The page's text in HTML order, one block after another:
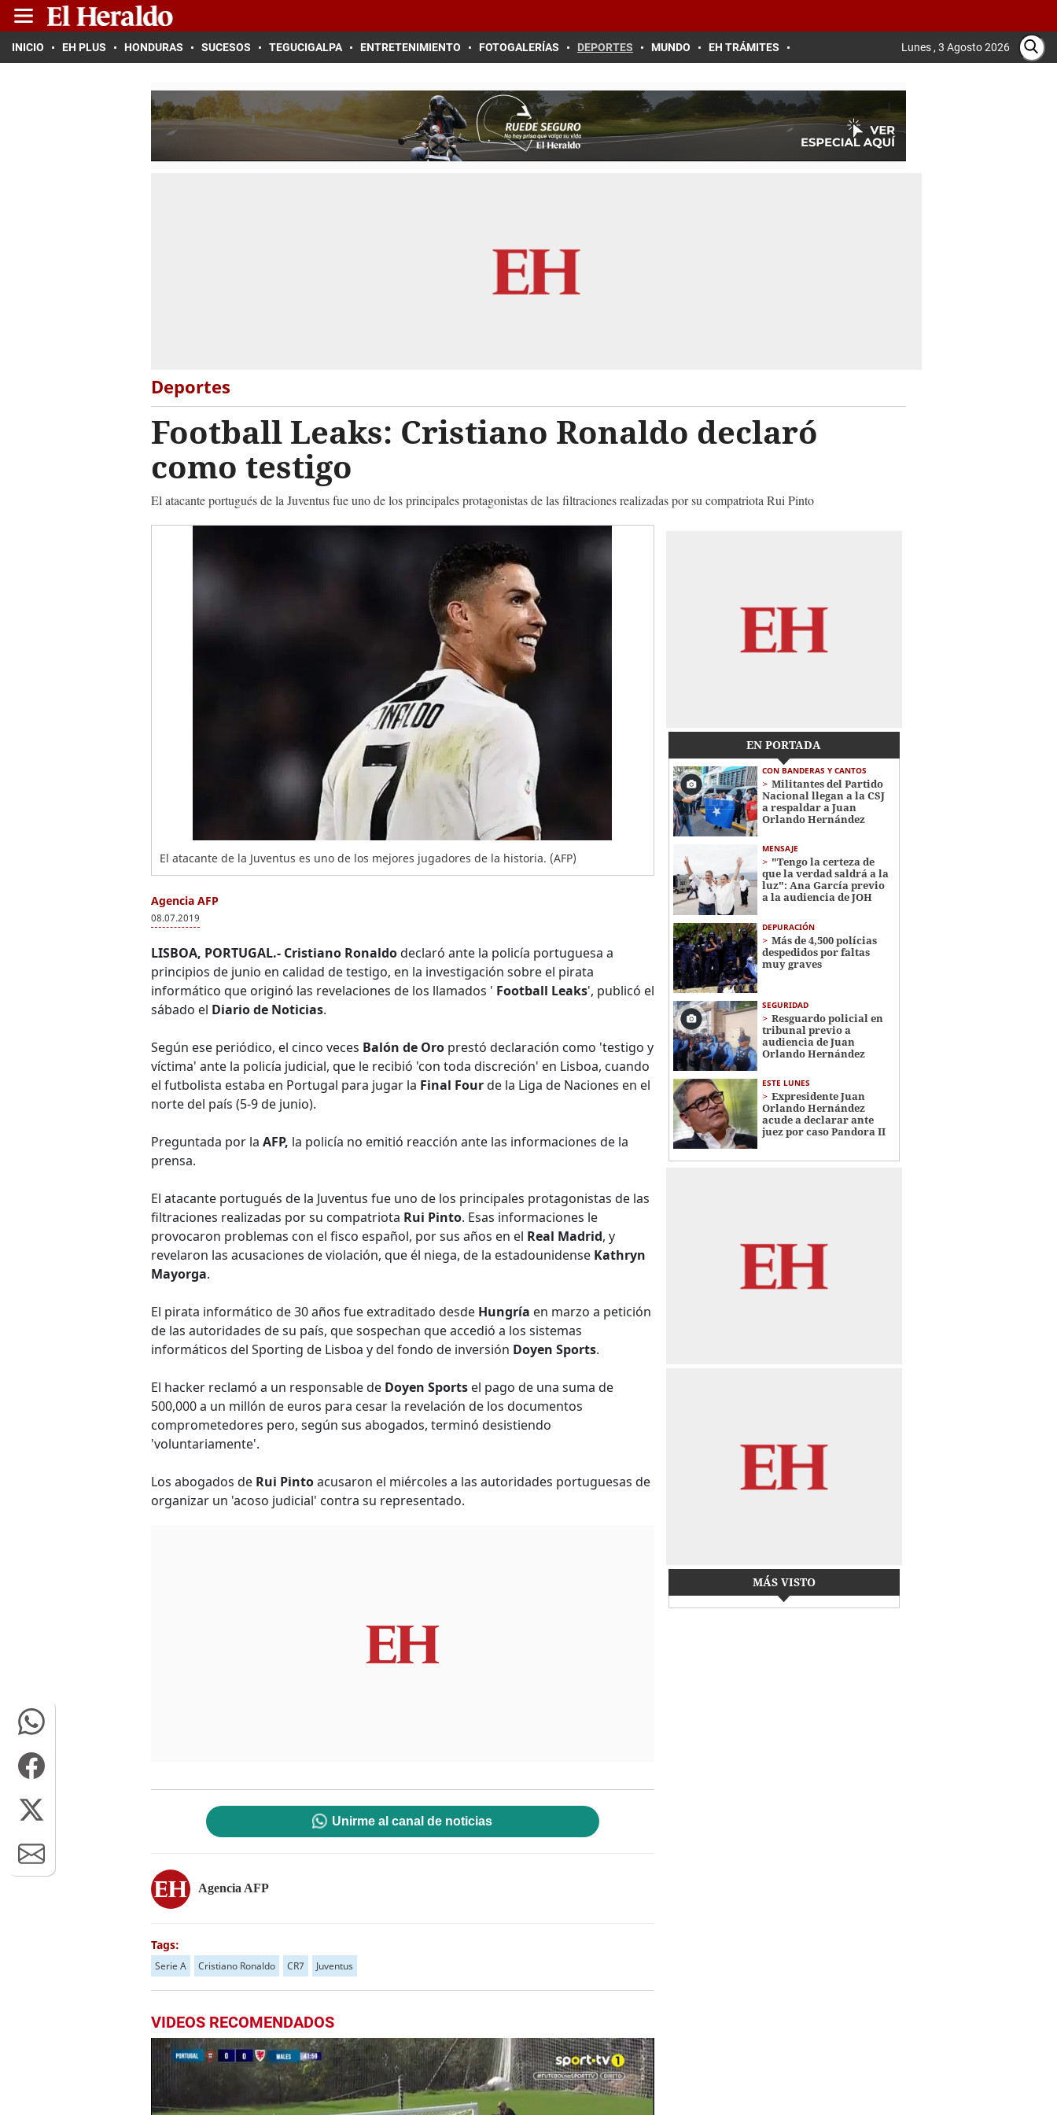
INICIO EH PLUS HONDURAS SUCESOS TEGUCIGALPA ENTRETENIMIENTO FOTOGALERÍAS DEPORTES MUNDO EH TRÁMITES Lunes , 3 Agosto 2026
Deportes
Football Leaks: Cristiano Ronaldo declaró
como testigo
El atacante portugués de la Juventus fue uno de los principales protagonistas de las filtraciones realizadas por su compatriota Rui Pinto
El atacante de la Juventus es uno de los mejores jugadores de la historia. (AFP)
Agencia AFP
08.07.2019
LISBOA, PORTUGAL.- Cristiano Ronaldodeclaró ante la policía portuguesa a
principios de junio en calidad de testigo, en la investigación sobre el pirata
informático que originó las revelaciones de los llamados ' Football Leaks', publicó el
sábado el Diario de Noticias.
Según ese periódico, el cinco veces Balón de Oro prestó declaración como 'testigo y
víctima' ante la policía judicial, que le recibió 'con toda discreción' en Lisboa, cuando
el futbolista estaba en Portugal para jugar la Final Fourde la Liga de Naciones en el
norte del país (5-9 de junio).
Preguntada por la AFP, la policía no emitió reacción ante las informaciones de la
prensa.
El atacante portugués de la Juventus fue uno de los principales protagonistas de las
filtraciones realizadas por su compatriota Rui Pinto. Esas informaciones le
provocaron problemas con el fisco español, por sus años en el Real Madrid, y
revelaron las acusaciones de violación, que él niega, de la estadounidense Kathryn
Mayorga.
El pirata informático de 30 años fue extraditado desde Hungría en marzo a petición
de las autoridades de su país, que sospechan que accedió a los sistemas
informáticos del Sporting de Lisboa y del fondo de inversión Doyen Sports.
El hacker reclamó a un responsable de Doyen Sports el pago de una suma de
500,000 a un millón de euros para cesar la revelación de los documentos
comprometedores pero, según sus abogados, terminó desistiendo
'voluntariamente'.
Los abogados de Rui Pintoacusaron el miércoles a las autoridades portuguesas de
organizar un 'acoso judicial' contra su representado.
Unirme al canal de noticias
Agencia AFP
Tags:
Serie A Cristiano Ronaldo CR7 Juventus
VIDEOS RECOMENDADOS
EN PORTADA
CON BANDERAS Y CANTOS
Militantes del Partido
Nacional llegan a la CSJ
a respaldar a Juan
Orlando Hernández
MENSAJE
"Tengo la certeza de
que la verdad saldrá a la
luz": Ana García previo
a la audiencia de JOH
DEPURACIÓN
Más de 4,500 polícias
despedidos por faltas
muy graves
SEGURIDAD
Resguardo policial en
tribunal previo a
audiencia de Juan
Orlando Hernández
ESTE LUNES
Expresidente Juan
Orlando Hernández
acude a declarar ante
juez por caso Pandora II
MÁS VISTO